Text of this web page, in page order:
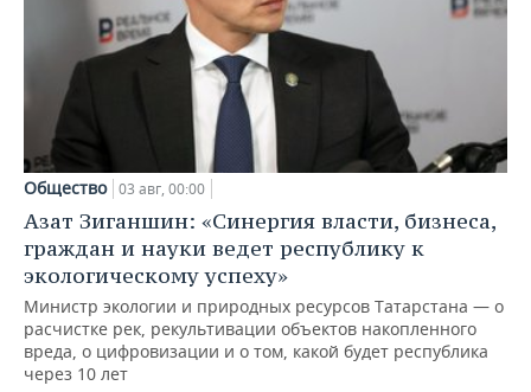
Общество 03 авг, 00:00
Азат Зиганшин: «Синергия власти, бизнеса,
граждан и науки ведет республику к
экологическому успеху»
Министр экологии и природных ресурсов Татарстана — о
расчистке рек, рекультивации объектов накопленного
вреда, о цифровизации и о том, какой будет республика
через 10 лет